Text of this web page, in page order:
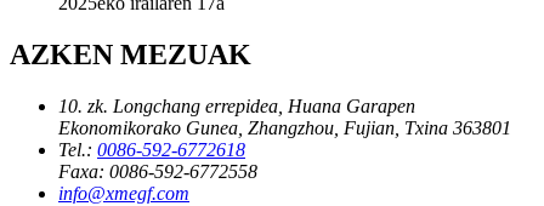
AZKEN MEZUAK
10. zk. Longchang errepidea, Huana Garapen
Ekonomikorako Gunea, Zhangzhou, Fujian, Txina 363801
Tel.: 0086-592-6772618
Faxa: 0086-592-6772558
info@xmegf.com